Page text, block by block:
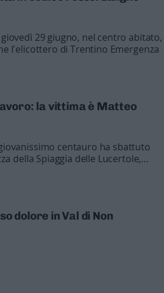
29 giugno, nel centro abitato,
l'elicottero di Trentino Emergenza
la vittima è Matteo
centauro ha sbattuto
della Spiaggia delle Lucertole,
dolore in Val di Non